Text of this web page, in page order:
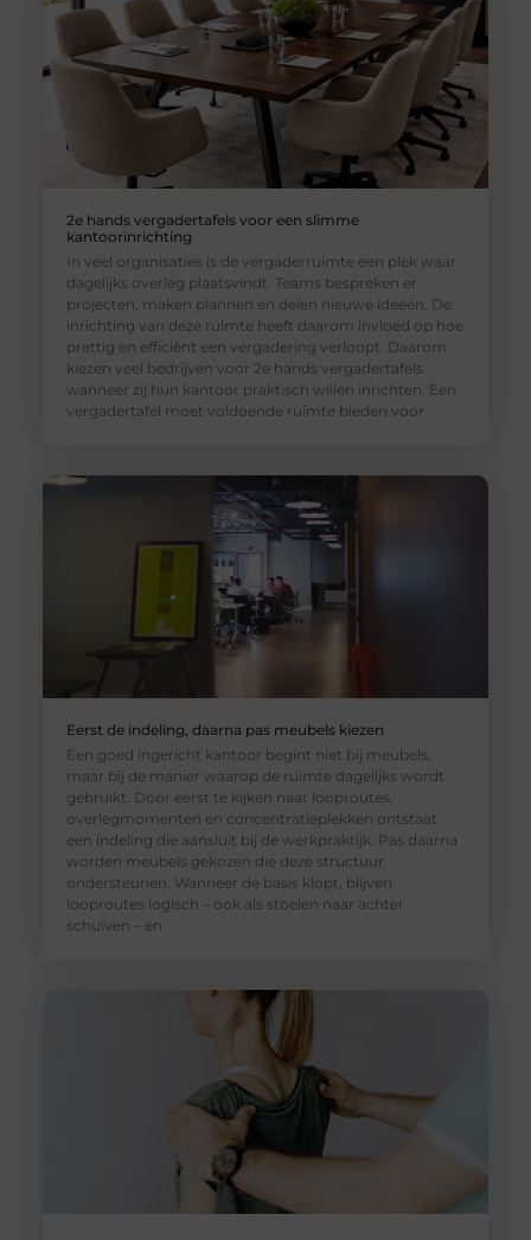
2e hands vergadertafels voor een slimme
kantoorinrichting
In veel organisaties is de vergaderruimte een plek waar
dagelijks overleg plaatsvindt. Teams bespreken er
projecten, maken plannen en delen nieuwe ideeën. De
inrichting van deze ruimte heeft daarom invloed op hoe
prettig en efficiënt een vergadering verloopt. Daarom
kiezen veel bedrijven voor 2e hands vergadertafels
wanneer zij hun kantoor praktisch willen inrichten. Een
vergadertafel moet voldoende ruimte bieden voor
Eerst de indeling, daarna pas meubels kiezen
Een goed ingericht kantoor begint niet bij meubels,
maar bij de manier waarop de ruimte dagelijks wordt
gebruikt. Door eerst te kijken naar looproutes,
overlegmomenten en concentratieplekken ontstaat
een indeling die aansluit bij de werkpraktijk. Pas daarna
worden meubels gekozen die deze structuur
ondersteunen. Wanneer de basis klopt, blijven
looproutes logisch – ook als stoelen naar achter
schuiven – en